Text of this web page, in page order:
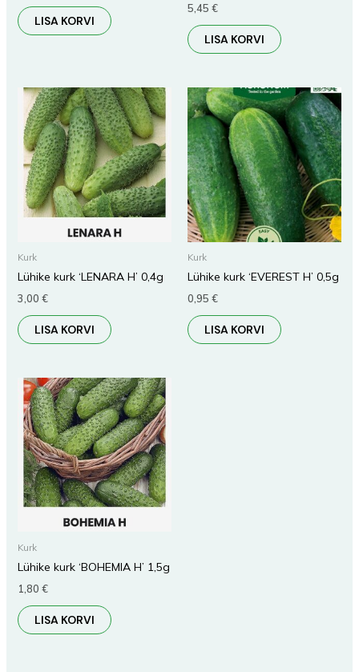
LISA KORVI
5,45 €
LISA KORVI
Kurk
Lühike kurk ‘LENARA H’ 0,4g
3,00 €
LISA KORVI
Kurk
Lühike kurk ‘EVEREST H’ 0,5g
0,95 €
LISA KORVI
Kurk
Lühike kurk ‘BOHEMIA H’ 1,5g
1,80 €
LISA KORVI